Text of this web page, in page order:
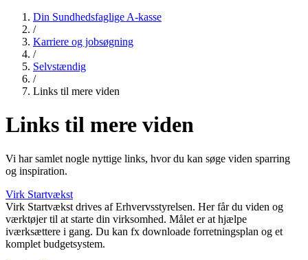
Din Sundhedsfaglige A-kasse
/
Karriere og jobsøgning
/
Selvstændig
/
Links til mere viden
Links til mere viden
Vi har samlet nogle nyttige links, hvor du kan søge viden sparring
og inspiration.
Virk Startvækst
Virk Startvækst drives af Erhvervsstyrelsen. Her får du viden og
værktøjer til at starte din virksomhed. Målet er at hjælpe
iværksættere i gang. Du kan fx downloade forretningsplan og et
komplet budgetsystem.